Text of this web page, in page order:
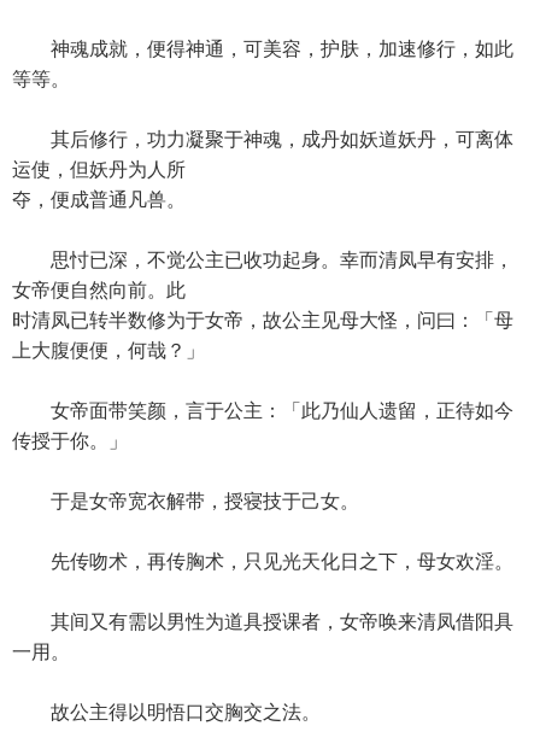
神魂成就，便得神通，可美容，护肤，加速修行，如此
等等。
其后修行，功力凝聚于神魂，成丹如妖道妖丹，可离体
运使，但妖丹为人所
夺，便成普通凡兽。
思忖已深，不觉公主已收功起身。幸而清凤早有安排，
女帝便自然向前。此
时清凤已转半数修为于女帝，故公主见母大怪，问曰：「母
上大腹便便，何哉？」
女帝面带笑颜，言于公主：「此乃仙人遗留，正待如今
传授于你。」
于是女帝宽衣解带，授寝技于己女。
先传吻术，再传胸术，只见光天化日之下，母女欢淫。
其间又有需以男性为道具授课者，女帝唤来清凤借阳具
一用。
故公主得以明悟口交胸交之法。